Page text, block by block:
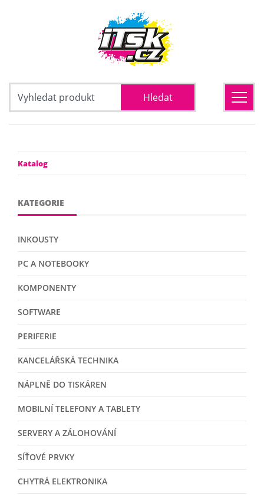
Katalog
KATEGORIE
INKOUSTY
PC A NOTEBOOKY
KOMPONENTY
SOFTWARE
PERIFERIE
KANCELÁŘSKÁ TECHNIKA
NÁPLNĚ DO TISKÁREN
MOBILNÍ TELEFONY A TABLETY
SERVERY A ZÁLOHOVÁNÍ
SÍŤOVÉ PRVKY
CHYTRÁ ELEKTRONIKA